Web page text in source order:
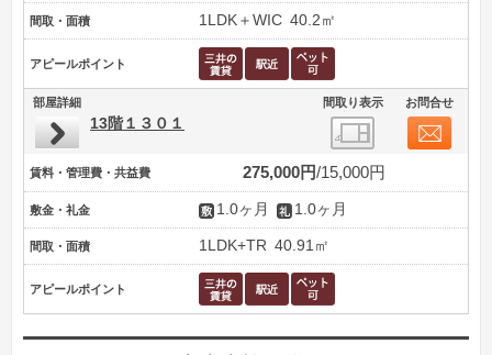
間取・面積 1LDK＋WIC 40.2㎡
アピールポイント
部屋詳細 間取り表示 お問合せ
13階１３０１
賃料・管理費・共益費 275,000円 15,000円
敷金・礼金 1.0ヶ月 1.0ヶ月
間取・面積 1LDK+TR 40.91㎡
アピールポイント